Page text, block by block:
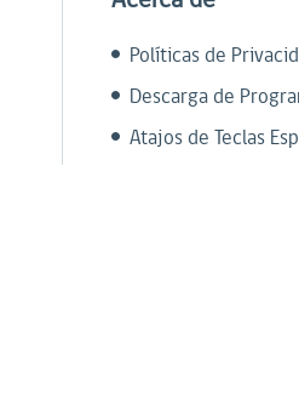
Políticas de
Descarga de
Atajos de Teclas